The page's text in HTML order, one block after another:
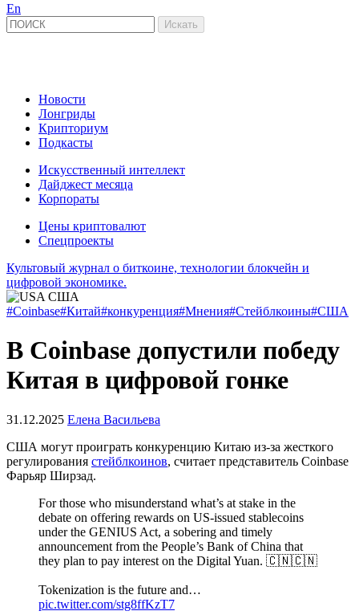
En
Новости
Лонгриды
Крипториум
Подкасты
Искусственный интеллект
Дайджест месяца
Корпораты
Цены криптовалют
Спецпроекты
Культовый журнал о биткоине, технологии блокчейн и
цифровой экономике.
#Coinbase#Китай#конкуренция#Мнения#Стейблкоины#США
В Coinbase допустили победу
Китая в цифровой гонке
31.12.2025 Елена Васильева
США могут проиграть конкуренцию Китаю из-за жесткого
регулирования стейблкоинов, считает представитель Coinbase
Фарьяр Ширзад.
For those who misunderstand what’s at stake in the
debate on offering rewards on US-issued stablecoins
under the GENIUS Act, a sobering and timely
announcement from the People’s Bank of China that
they plan to pay interest on the Digital Yuan. 🇨🇳🇨🇳
Tokenization is the future and…
pic.twitter.com/stg8ffKzT7